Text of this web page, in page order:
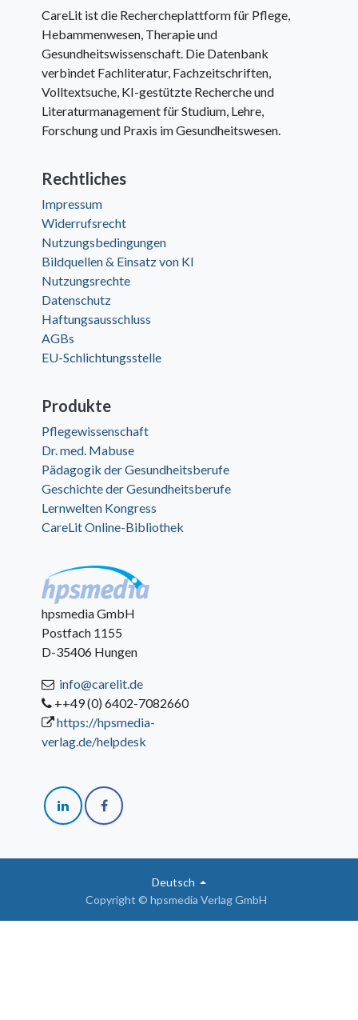
CareLit ist die Rechercheplattform für Pflege,
Hebammenwesen, Therapie und
Gesundheitswissenschaft. Die Datenbank
verbindet Fachliteratur, Fachzeitschriften,
Volltextsuche, KI-gestützte Recherche und
Literaturmanagement für Studium, Lehre,
Forschung und Praxis im Gesundheitswesen.
Rechtliches
Impressum
Widerrufsrecht
Nutzungsbedingungen
Bildquellen & Einsatz von KI
Nutzungsrechte
Datenschutz
Haftungsausschluss
AGBs
EU-Schlichtungsstelle
Produkte
Pflegewissenschaft
Dr. med. Mabuse
Pädagogik der Gesundheitsberufe
Geschichte der Gesundheitsberufe
Lernwelten Kongress
CareLit Online-Bibliothek
hpsmedia GmbH
Postfach 1155
D-35406 Hungen
info@carelit.de
++49 (0) 6402-7082660
https://hpsmedia-
verlag.de/helpdesk
Copyright © hpsmedia Verlag GmbH
Deutsch